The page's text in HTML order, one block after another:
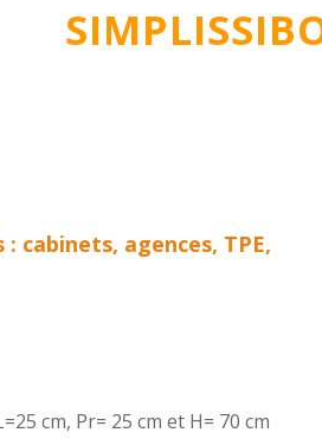
cabinets, agences, TPE,
cm, Pr= 25 cm et H= 70 cm